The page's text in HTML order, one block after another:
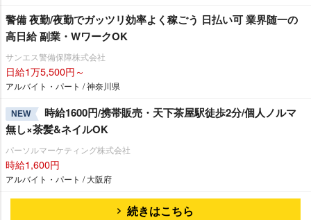
警備 夜勤/夜勤でガッツリ効率よく稼ごう 日払い可 業界随一の
高日給 副業・WワークOK
サンエス警備保障株式会社
日給1万5,500円～
アルバイト・パート / 神奈川県
NEW
時給1600円/携帯販売・天下茶屋駅徒歩2分/個人ノルマ
無し×茶髪&ネイルOK
パーソルマーケティング株式会社
時給1,600円
アルバイト・パート / 大阪府
続きはこちら